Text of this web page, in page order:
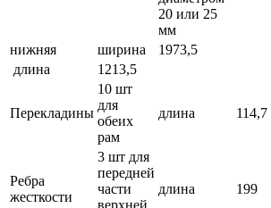
20 или 25
мм
нижняя
ширина
1973,5
длина
1213,5
Перекладины
10 шт
для
обеих
рам
длина 114,7
Ребра
жесткости
3 шт для
передней
части
длина 199